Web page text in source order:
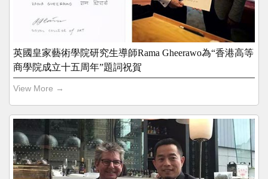
英國皇家藝術學院研究生導師Rama Gheerawo為“香港高等
商學院成立十五周年”題詞祝賀
View More →